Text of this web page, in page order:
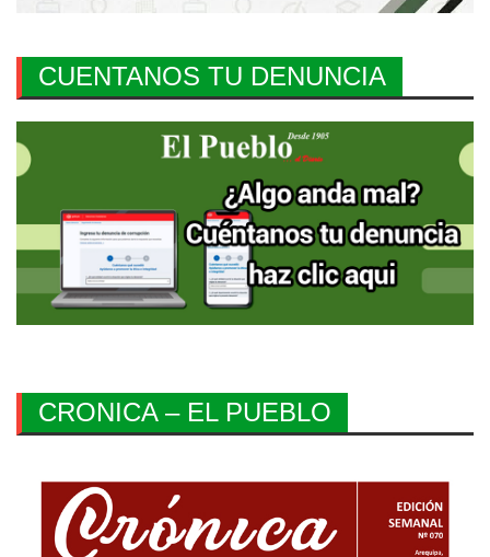
CUENTANOS TU DENUNCIA
CRONICA – EL PUEBLO